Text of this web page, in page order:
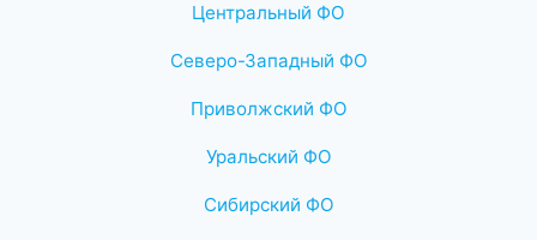
Центральный ФО
Северо-Западный ФО
Приволжский ФО
Уральский ФО
Сибирский ФО